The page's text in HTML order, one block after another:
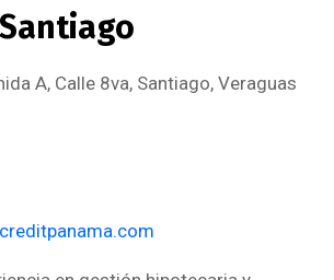
A, Calle 8va, Santiago, Veraguas